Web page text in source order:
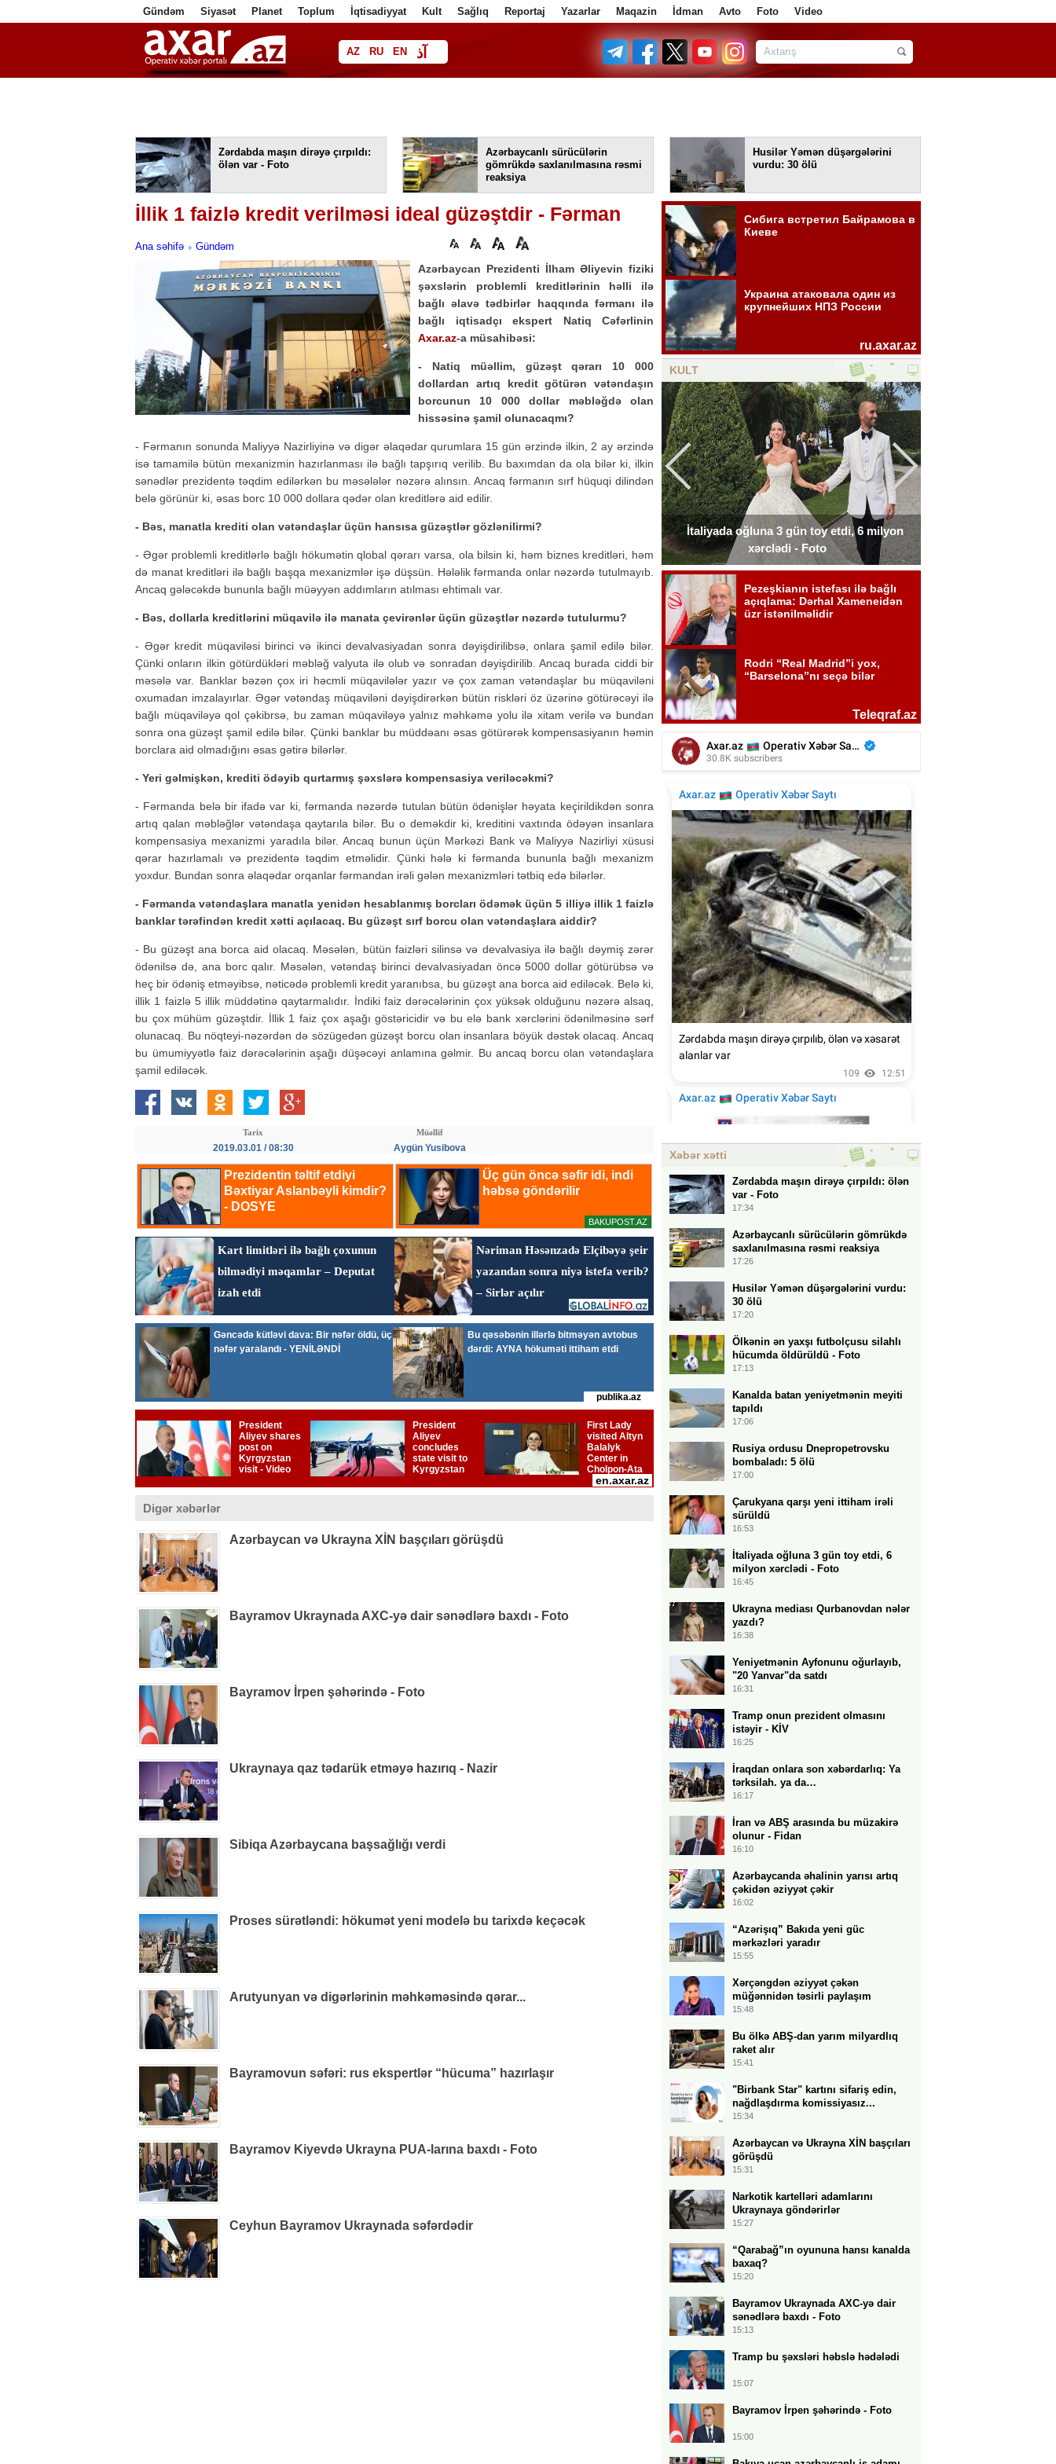
Gündəm Siyasət Planet Toplum İqtisadiyyat Kult Sağlıq Reportaj Yazarlar Maqazin İdman Avto Foto Video
AZ RU EN آذ
فا
Zərdabda maşın dirəyə çırpıldı:
ölən var - Foto
Azərbaycanlı sürücülərin
gömrükdə saxlanılmasına rəsmi
reaksiya
Husilər Yəmən düşərgələrini
vurdu: 30 ölü
İllik 1 faizlə kredit verilməsi ideal güzəştdir - Fərman
Ana səhifə Gündəm
Azərbaycan Prezidenti İlham Əliyevin fiziki
şəxslərin problemli kreditlərinin həlli ilə
bağlı əlavə tədbirlər haqqında fərmanı ilə
bağlı iqtisadçı ekspert Natiq Cəfərlinin
Axar.az-a müsahibəsi:
- Natiq müəllim, güzəşt qərarı 10 000
dollardan artıq kredit götürən vətəndaşın
borcunun 10 000 dollar məbləğdə olan
hissəsinə şamil olunacaqmı?
- Fərmanın sonunda Maliyyə Nazirliyinə və digər əlaqədar qurumlara 15 gün ərzində ilkin, 2 ay ərzində
isə tamamilə bütün mexanizmin hazırlanması ilə bağlı tapşırıq verilib. Bu baxımdan da ola bilər ki, ilkin
sənədlər prezidentə təqdim edilərkən bu məsələlər nəzərə alınsın. Ancaq fərmanın sırf hüquqi dilindən
belə görünür ki, əsas borc 10 000 dollara qədər olan kreditlərə aid edilir.
- Bəs, manatla krediti olan vətəndaşlar üçün hansısa güzəştlər gözlənilirmi?
- Əgər problemli kreditlərlə bağlı hökumətin qlobal qərarı varsa, ola bilsin ki, həm biznes kreditləri, həm
də manat kreditləri ilə bağlı başqa mexanizmlər işə düşsün. Hələlik fərmanda onlar nəzərdə tutulmayıb.
Ancaq gələcəkdə bununla bağlı müəyyən addımların atılması ehtimalı var.
- Bəs, dollarla kreditlərini müqavilə ilə manata çevirənlər üçün güzəştlər nəzərdə tutulurmu?
- Əgər kredit müqaviləsi birinci və ikinci devalvasiyadan sonra dəyişdirilibsə, onlara şamil edilə bilər.
Çünki onların ilkin götürdükləri məbləğ valyuta ilə olub və sonradan dəyişdirilib. Ancaq burada ciddi bir
məsələ var. Banklar bəzən çox iri həcmli müqavilələr yazır və çox zaman vətəndaşlar bu müqaviləni
oxumadan imzalayırlar. Əgər vətəndaş müqaviləni dəyişdirərkən bütün riskləri öz üzərinə götürəcəyi ilə
bağlı müqaviləyə qol çəkibrsə, bu zaman müqaviləyə yalnız məhkəmə yolu ilə xitam verilə və bundan
sonra ona güzəşt şamil edilə bilər. Çünki banklar bu müddəanı əsas götürərək kompensasiyanın həmin
borclara aid olmadığını əsas gətirə bilərlər.
- Yeri gəlmişkən, krediti ödəyib qurtarmış şəxslərə kompensasiya veriləcəkmi?
- Fərmanda belə bir ifadə var ki, fərmanda nəzərdə tutulan bütün ödənişlər həyata keçirildikdən sonra
artıq qalan məbləğlər vətəndaşa qaytarıla bilər. Bu o deməkdir ki, kreditini vaxtında ödəyən insanlara
kompensasiya mexanizmi yaradıla bilər. Ancaq bunun üçün Mərkəzi Bank və Maliyyə Nazirliyi xüsusi
qərar hazırlamalı və prezidentə təqdim etməlidir. Çünki hələ ki fərmanda bununla bağlı mexanizm
yoxdur. Bundan sonra əlaqədar orqanlar fərmandan irəli gələn mexanizmləri tətbiq edə bilərlər.
- Fərmanda vətəndaşlara manatla yenidən hesablanmış borcları ödəmək üçün 5 illiyə illik 1 faizlə
banklar tərəfindən kredit xətti açılacaq. Bu güzəşt sırf borcu olan vətəndaşlara aiddir?
- Bu güzəşt ana borca aid olacaq. Məsələn, bütün faizləri silinsə və devalvasiya ilə bağlı dəymiş zərər
ödənilsə də, ana borc qalır. Məsələn, vətəndaş birinci devalvasiyadan öncə 5000 dollar götürübsə və
heç bir ödəniş etməyibsə, nəticədə problemli kredit yaranıbsa, bu güzəşt ana borca aid ediləcək. Belə ki,
illik 1 faizlə 5 illik müddətinə qaytarmalıdır. İndiki faiz dərəcələrinin çox yüksək olduğunu nəzərə alsaq,
bu çox mühüm güzəştdir. İllik 1 faiz çox aşağı göstəricidir və bu elə bank xərclərini ödənilməsinə sərf
olunacaq. Bu nöqteyi-nəzərdən də sözügedən güzəşt borcu olan insanlara böyük dəstək olacaq. Ancaq
bu ümumiyyətlə faiz dərəcələrinin aşağı düşəcəyi anlamına gəlmir. Bu ancaq borcu olan vətəndaşlara
şamil ediləcək.
Tarix
2019.03.01 / 08:30
Müəllif
Aygün Yusibova
Digər xəbərlər
Azərbaycan və Ukrayna XİN başçıları görüşdü
Bayramov Ukraynada AXC-yə dair sənədlərə baxdı - Foto
Bayramov İrpen şəhərində - Foto
Ukraynaya qaz tədarük etməyə hazırıq - Nazir
Sibiqa Azərbaycana başsağlığı verdi
Proses sürətləndi: hökumət yeni modelə bu tarixdə keçəcək
Arutyunyan və digərlərinin məhkəməsində qərar...
Bayramovun səfəri: rus ekspertlər “hücuma” hazırlaşır
Bayramov Kiyevdə Ukrayna PUA-larına baxdı - Foto
Ceyhun Bayramov Ukraynada səfərdədir
KULT
Elçinin Fəxri xiyabandakı qəbirüstü abidəsi -
Foto
İtaliyada oğluna 3 gün toy etdi, 6 milyon
xərclədi - Foto
Elçinin Fəxri xiyabandakı qəbirüstü abidəsi -
Foto
İtaliyada oğluna 3 gün toy etdi, 6 milyon
Xəbər xətti
Zərdabda maşın dirəyə çırpıldı: ölən
var - Foto
17:34
Azərbaycanlı sürücülərin gömrükdə
saxlanılmasına rəsmi reaksiya
17:26
Husilər Yəmən düşərgələrini vurdu:
30 ölü
17:20
Ölkənin ən yaxşı futbolçusu silahlı
hücumda öldürüldü - Foto
17:13
Kanalda batan yeniyetmənin meyiti
tapıldı
17:06
Rusiya ordusu Dnepropetrovsku
bombaladı: 5 ölü
17:00
Çarukyana qarşı yeni ittiham irəli
sürüldü
16:53
İtaliyada oğluna 3 gün toy etdi, 6
milyon xərclədi - Foto
16:45
Ukrayna mediası Qurbanovdan nələr
yazdı?
16:38
Yeniyetmənin Ayfonunu oğurlayıb,
"20 Yanvar"da satdı
16:31
Tramp onun prezident olmasını
istəyir - KİV
16:25
İraqdan onlara son xəbərdarlıq: Ya
tərksilah. ya da…
16:17
İran və ABŞ arasında bu müzakirə
olunur - Fidan
16:10
Azərbaycanda əhalinin yarısı artıq
çəkidən əziyyət çəkir
16:02
“Azərişıq” Bakıda yeni güc
mərkəzləri yaradır
15:55
Xərçəngdən əziyyət çəkən
müğənnidən təsirli paylaşım
15:48
Bu ölkə ABŞ-dan yarım milyardlıq
raket alır
15:41
"Birbank Star" kartını sifariş edin,
nağdlaşdırma komissiyasız...
15:34
Azərbaycan və Ukrayna XİN başçıları
görüşdü
15:31
Narkotik kartelləri adamlarını
Ukraynaya göndərirlər
15:27
“Qarabağ”ın oyununa hansı kanalda
baxaq?
15:20
Bayramov Ukraynada AXC-yə dair
sənədlərə baxdı - Foto
15:13
Tramp bu şəxsləri həbslə hədələdi
15:07
Bayramov İrpen şəhərində - Foto
15:00